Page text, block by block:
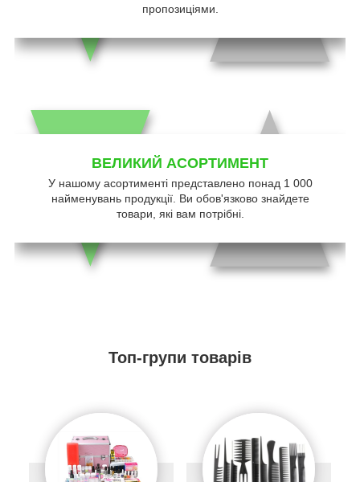
пропозиціями.
ВЕЛИКИЙ АСОРТИМЕНТ
У нашому асортименті представлено понад 1 000
найменувань продукції. Ви обов'язково знайдете
товари, які вам потрібні.
Топ-групи товарів